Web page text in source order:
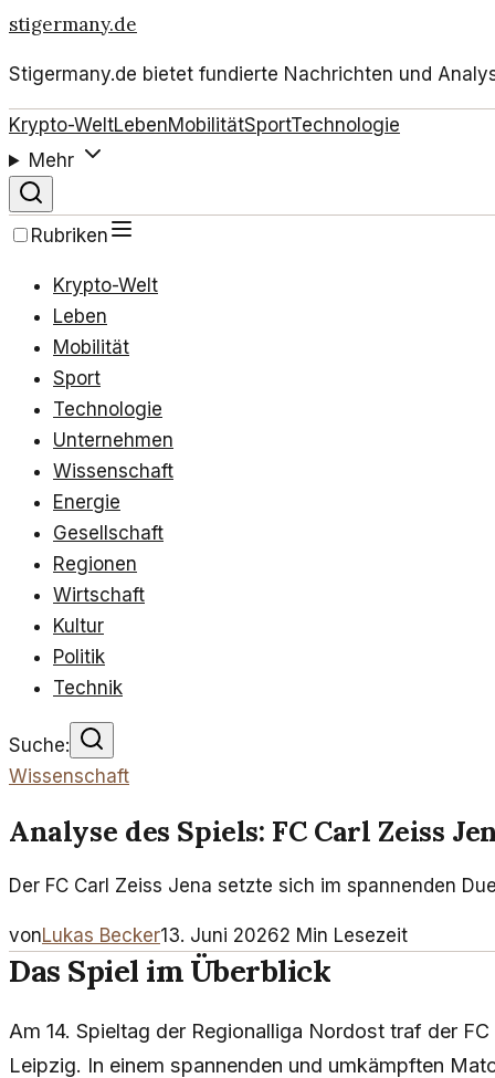
stigermany.de
Stigermany.de bietet fundierte Nachrichten und
Krypto-WeltLebenMobilitätSportTechnologie
Mehr
Rubriken
Krypto-Welt
Leben
Mobilität
Sport
Technologie
Unternehmen
Wissenschaft
Energie
Gesellschaft
Regionen
Wirtschaft
Kultur
Politik
Technik
Suche:
Wissenschaft
Analyse des Spiels: FC Carl Zeiss
Der FC Carl Zeiss Jena setzte sich im spannenden
vonLukas Becker13. Juni 20262 Min Lesezeit
Das Spiel im Überblick
Am 14. Spieltag der Regionalliga Nordost traf der
Leipzig. In einem spannenden und umkämpften